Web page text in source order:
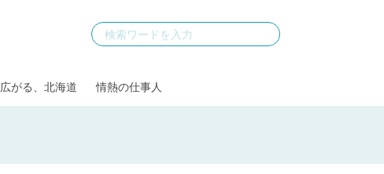
広がる、北海道 情熱の仕事人